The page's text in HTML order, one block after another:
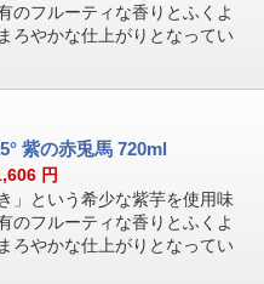
のフルーティな香りとふくよ
ろやかな仕上がりとなってい
紫の赤兎馬 720ml
円
」という希少な紫芋を使用味
のフルーティな香りとふくよ
ろやかな仕上がりとなってい